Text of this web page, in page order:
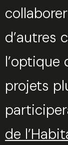
d’autres
l’optique
projets
de